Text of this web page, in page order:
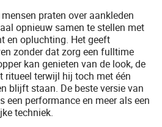
praten over aankleden
opnieuw samen te stellen met
en opluchting. Het geeft
zonder dat zorg een fulltime
kan genieten van de look, de
ritueel terwijl hij toch met één
blijft staan. De beste versie van
een performance en meer als een
techniek.